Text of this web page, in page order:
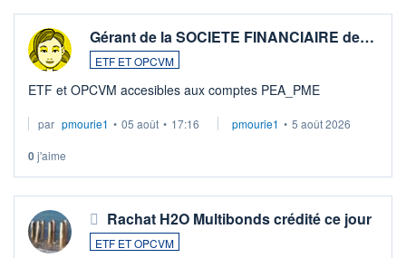
Gérant de la SOCIETE FINANCIAIRE de…
ETF ET OPCVM
ETF et OPCVM accesibles aux comptes PEA_PME
par pmourie1 • 05 août • 17:16 pmourie1 • 5 août 2026
0j'aime
Rachat H2O Multibonds crédité ce jour
ETF ET OPCVM